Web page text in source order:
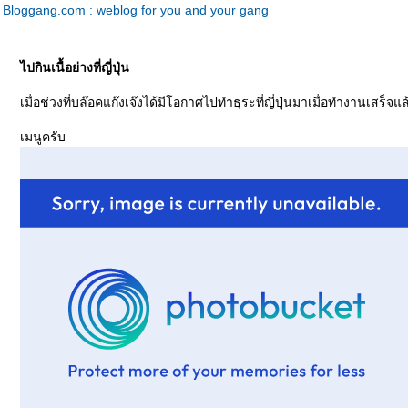
Bloggang.com : weblog for you and your gang
ไปกินเนื้อย่างที่ญี่ปุ่น
เมื่อช่วงที่บล๊อคแก๊งเจ๊งได้มีโอกาศไปทำธุระที่ญี่ปุ่นมาเมื่อทำงานเสร็จแ
เมนูครับ